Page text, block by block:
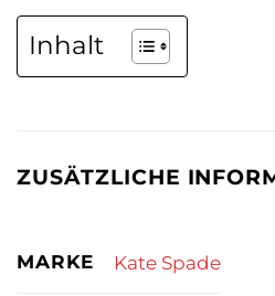
Inhalt
ZUSÄTZLICHE
MARKE Kate Spade